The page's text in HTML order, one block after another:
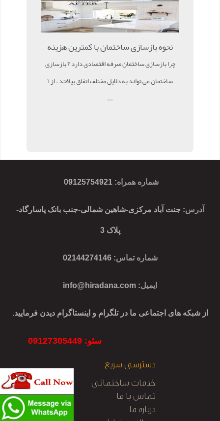
نحوه بازسازی ساختمان با کمترین هزینه
چرا بازسازی ساختمان صرفه اقتصادی دارد ؟ بازسازی
ساختمان می تواند به دلایل مختلف اتفاق بیافتد . از آ
...
شماره همراه:
09125754921
آدرس: جنت آباد مرکزی-شاهین شمالی-جنب بانک پاسارگاد-
پلاک 3
شماره تماس: 02144274146
ایمیل:
info@hiradana.com
از شبکه های اجتماعی ما در تلگرام و اینستاگرام دیدن فرمایید.
سئو: 09127305449
دسترسی سریع
خدمات ساختمانی
تماس با ما
درباره ما